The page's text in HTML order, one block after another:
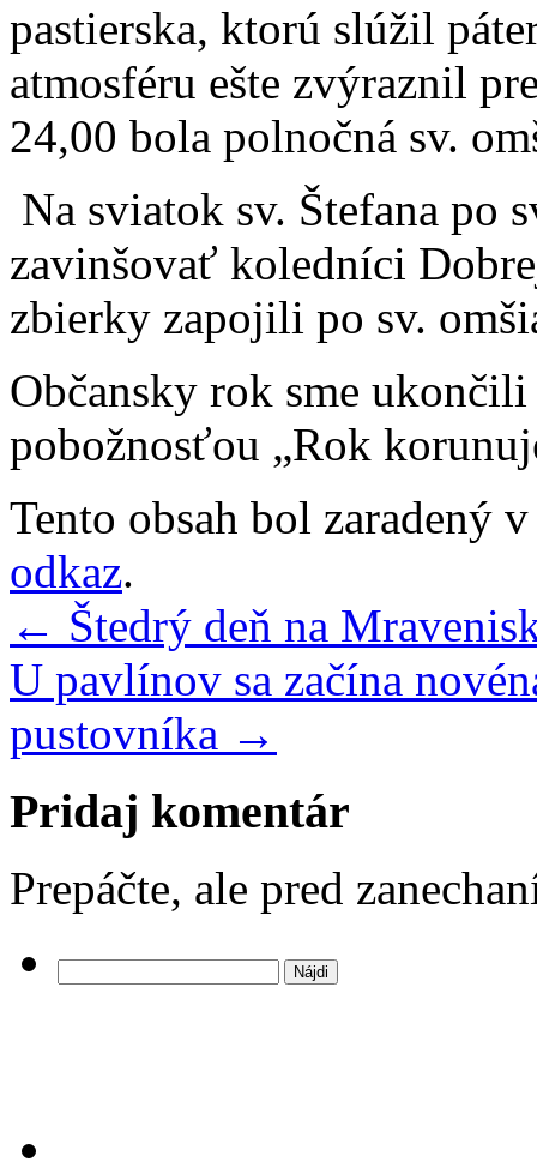
pastierska, ktorú slúžil
atmosféru ešte zvýraznil
24,00 bola polnočná sv.
Na sviatok sv. Štefana po
zavinšovať koledníci
zbierky zapojili po sv.
Občansky rok sme
pobožnosťou „Rok
Tento obsah bol zaradený
odkaz.
← Štedrý deň na
U pavlínov sa začína
pustovníka →
Pridaj komentár
Prepáčte, ale pred